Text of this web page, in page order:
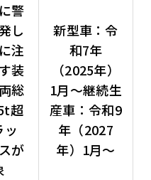
警
し
注
装
総
超
ッ
が
新型車：令
和7年
（2025年）
1月～継続生
産車：令和9
年（2027
年）1月～